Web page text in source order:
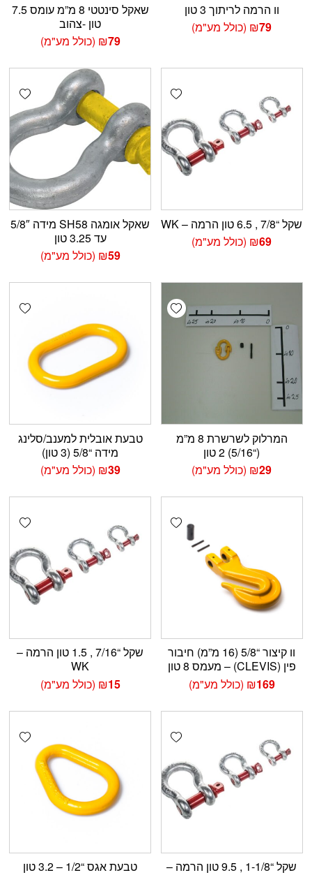
וו הרמה לריתוך 3 טון
₪79 (כולל מע"מ)
שאקל סינטטי 8 מ”מ עומס 7.5
טון -צהוב
₪79 (כולל מע"מ)
Add wishlist
שקל “7/8 , 6.5 טון הרמה – WK
₪69 (כולל מע"מ)
שאקל אומגה SH58 מידה 5/8″
עד 3.25 טון
₪59 (כולל מע"מ)
Add wishlist
המרלוק לשרשרת 8 מ”מ
(“5/16) 2 טון
₪29 (כולל מע"מ)
טבעת אובלית למענב/סלינג
מידה “5/8 (3 טון)
₪39 (כולל מע"מ)
Add wishlist
וו קיצור “5/8 (16 מ”מ) חיבור
פין (CLEVIS) – מעמס 8 טון
₪169 (כולל מע"מ)
שקל “7/16 , 1.5 טון הרמה –
WK
₪15 (כולל מע"מ)
Add wishlist
שקל “1-1/8 , 9.5 טון הרמה –
טבעת אגס “1/2 – 3.2 טון